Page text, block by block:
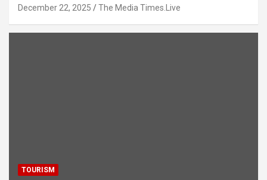
December 22, 2025 The Media Times.Live
TOURISM